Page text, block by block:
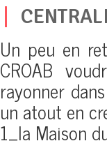
Un peu en
CROAB
rayonner
un atout en
1_la Maison